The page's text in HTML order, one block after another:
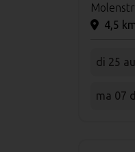
4,5
di 25
ma 07